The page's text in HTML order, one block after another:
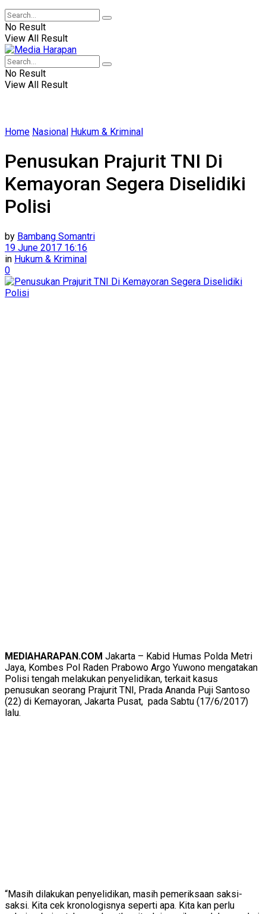
No Result
View All Result
No Result
View All Result
Home Nasional Hukum & Kriminal
Penusukan Prajurit TNI Di
Kemayoran Segera Diselidiki
Polisi
by Bambang Somantri
19 June 2017 16:16
in Hukum & Kriminal
0
MEDIAHARAPAN.COM Jakarta – Kabid Humas Polda Metri
Jaya, Kombes Pol Raden Prabowo Argo Yuwono mengatakan
Polisi tengah melakukan penyelidikan, terkait kasus
penusukan seorang Prajurit TNI, Prada Ananda Puji Santoso
(22) di Kemayoran, Jakarta Pusat, pada Sabtu (17/6/2017)
lalu.
“Masih dilakukan penyelidikan, masih pemeriksaan saksi-
saksi. Kita cek kronologisnya seperti apa. Kita kan perlu